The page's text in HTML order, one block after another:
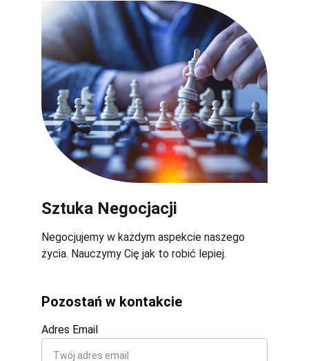
Sztuka Negocjacji
Negocjujemy w każdym aspekcie naszego
życia. Nauczymy Cię jak to robić lepiej.
Adres Email
Pozostań w kontakcie